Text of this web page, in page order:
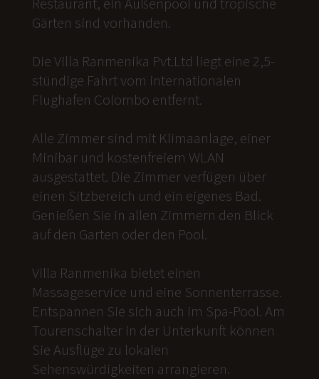
Gärten sind vorhanden.
Die Villa Ranmenika Pvt.Ltd liegt eine 2,5-
stündige Fahrt vom internationalen
Flughafen Colombo entfernt.
Alle Zimmer sind mit Klimaanlage, einer
Minibar und kostenfreiem WLAN
ausgestattet. Die Zimmer verfügen über
einen Sitzbereich und ein eigenes Bad.
Genießen Sie in allen Zimmern den Blick
auf den Garten oder den Pool.
Villa Ranmenika bietet einen
Massageservice und eine Sonnenterrasse.
Entspannen Sie sich auch im Spa-Pool. Am
Tourenschalter in der Unterkunft können
Sie Ausflüge zu lokalen
Sehenswürdigkeiten arrangieren.